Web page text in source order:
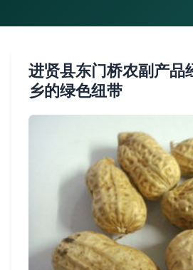
进贤县东门桥农副产品
乡的绿色纽带